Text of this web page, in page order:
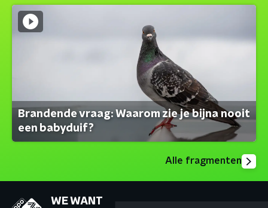
Brandende vraag: Waarom zie je bijna nooit
een babyduif?
Alle fragmenten
WE WANT